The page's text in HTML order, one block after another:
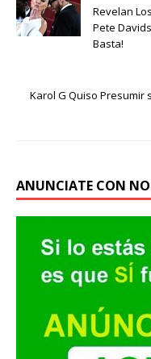
Revelan
Pete
Basta!
Karol G Quiso Presumir
ANUNCIATE CON